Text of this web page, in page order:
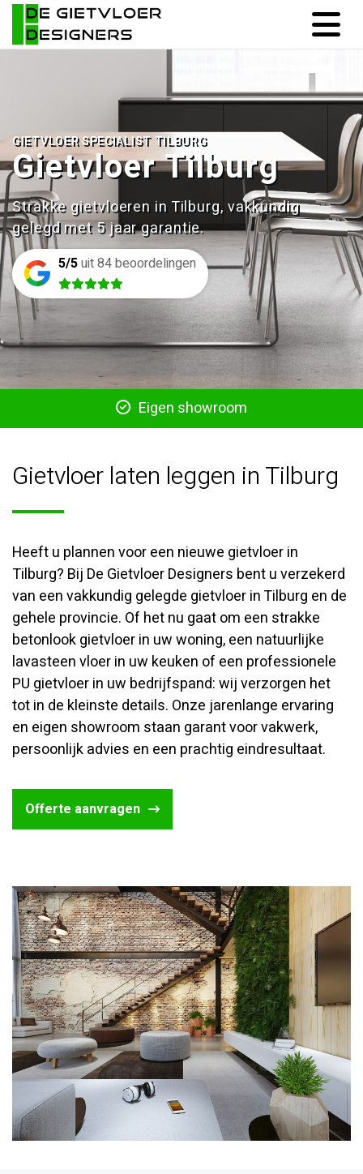
GIETVLOER SPECIALIST TILBURG
Gietvloer Tilburg
Strakke gietvloeren in Tilburg, vakkundig
gelegd met 5 jaar garantie.
5/5uit 84 beoordelingen
Scherpe tarieven
Gietvloer laten leggen in Tilburg
Heeft u plannen voor een nieuwe gietvloer in
Tilburg? Bij De Gietvloer Designers bent u verzekerd
van een vakkundig gelegde gietvloer in Tilburg en de
gehele provincie. Of het nu gaat om een strakke
betonlook gietvloer in uw woning, een natuurlijke
lavasteen vloer in uw keuken of een professionele
PU gietvloer in uw bedrijfspand: wij verzorgen het
tot in de kleinste details. Onze jarenlange ervaring
en eigen showroom staan garant voor vakwerk,
persoonlijk advies en een prachtig eindresultaat.
Offerte aanvragen